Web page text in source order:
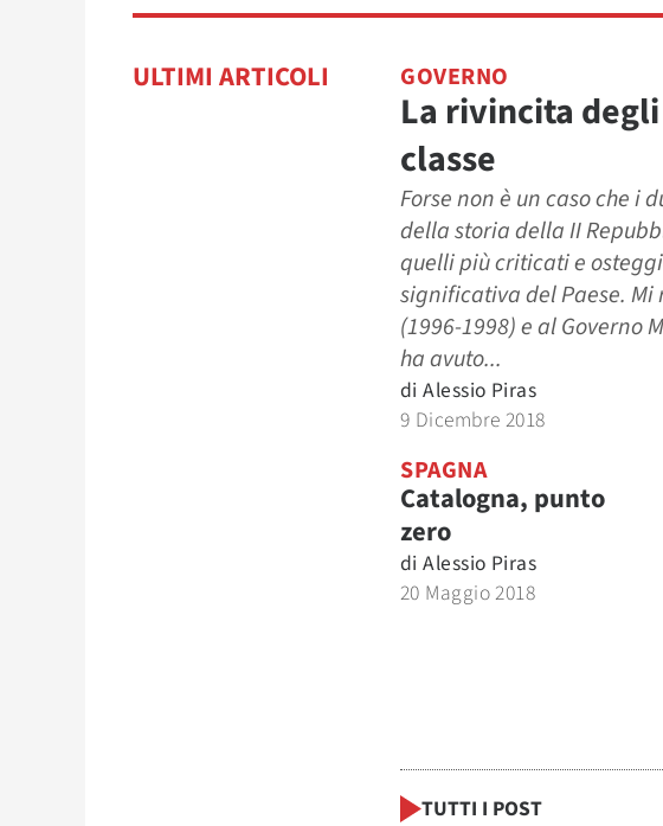
ULTIMI ARTICOLI GOVERNO
La rivincita
classe
Forse non è un caso che i
della storia della II
quelli più criticati e
significativa del Paese. Mi
(1996-1998) e al Governo
ha avuto...
di Alessio Piras
9 Dicembre 2018
SPAGNA
Catalogna, punto
zero
di Alessio Piras
20 Maggio 2018
TUTTI I POST